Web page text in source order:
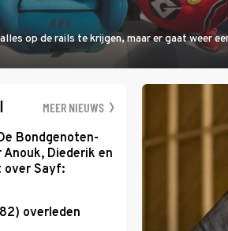
op de rails te krijgen, maar er gaat weer
MEER NIEUWS
Bondgenoten-
Diederik en
over Sayf:
overleden